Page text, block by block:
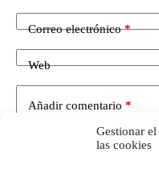
Gestionar
las cookies
Correo electrónico*
Web
Añadir comentario *